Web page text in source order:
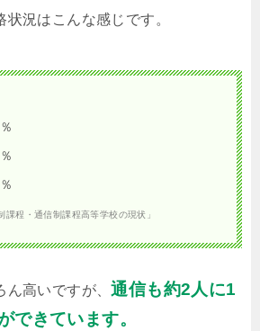
況はこんな感じです。
課程・通信制課程高等学校の現状」
ん高いですが、通信も約2人に1
できています。